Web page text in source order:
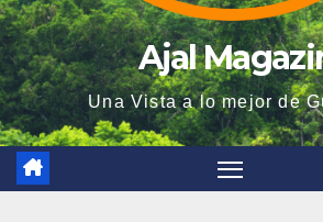
Ajal
Una Vista a lo mejor de